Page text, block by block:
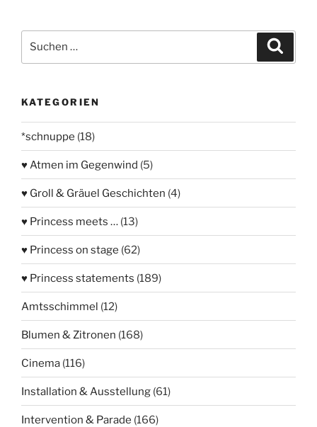
nach:
KATEGORIEN
*schnuppe (18)
♥ Atmen im Gegenwind (5)
♥ Groll & Gräuel Geschichten (4)
♥ Princess meets … (13)
♥ Princess on stage (62)
♥ Princess statements (189)
Amtsschimmel (12)
Blumen & Zitronen (168)
Cinema (116)
Installation & Ausstellung (61)
Intervention & Parade (166)